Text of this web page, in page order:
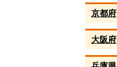
京都府
大阪府